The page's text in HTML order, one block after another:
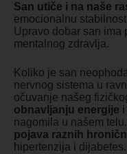
San utiče i na naše
emocionalnu
Upravo dobar san ima
mentalnog zdravlja.
Koliko je san
nervnog sistema u
očuvanje našeg
obnavljanju energije
nagomila u našem
pojava raznih
hipertenzija i dijabetes.